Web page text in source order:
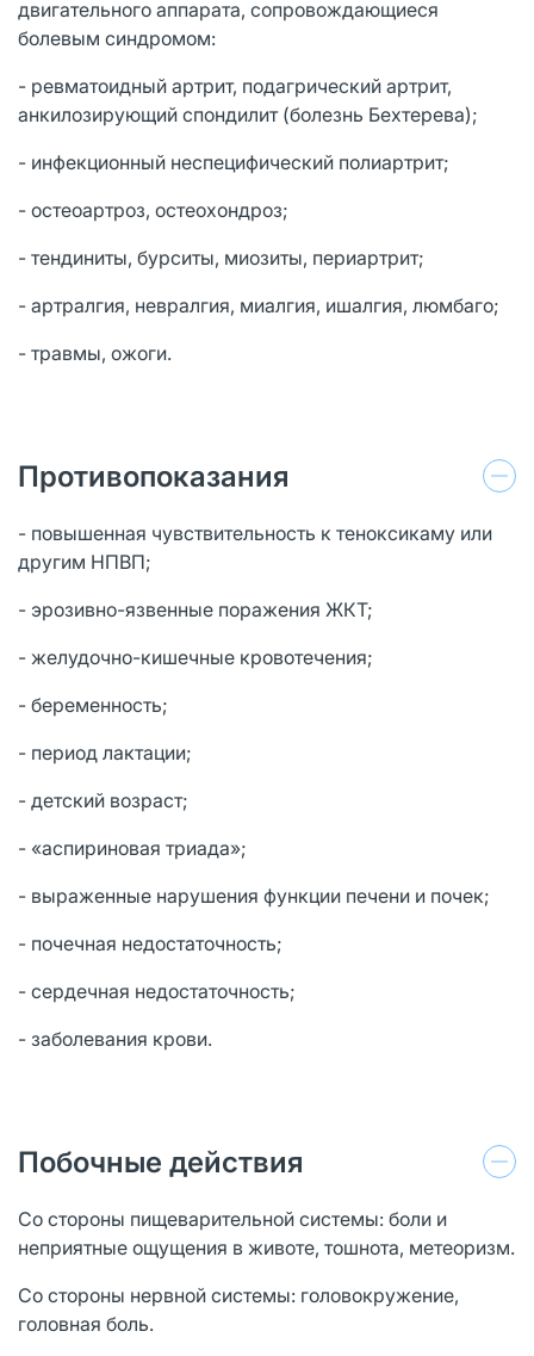
двигательного аппарата, сопровождающиеся
болевым синдромом:
- ревматоидный артрит, подагрический артрит,
анкилозирующий спондилит (болезнь Бехтерева);
- инфекционный неспецифический полиартрит;
- остеоартроз, остеохондроз;
- тендиниты, бурситы, миозиты, периартрит;
- артралгия, невралгия, миалгия, ишалгия, люмбаго;
- травмы, ожоги.
Противопоказания
- повышенная чувствительность к теноксикаму или
другим НПВП;
- эрозивно-язвенные поражения ЖКТ;
- желудочно-кишечные кровотечения;
- беременность;
- период лактации;
- детский возраст;
- «аспириновая триада»;
- выраженные нарушения функции печени и почек;
- почечная недостаточность;
- сердечная недостаточность;
- заболевания крови.
Побочные действия
Со стороны пищеварительной системы: боли и
неприятные ощущения в животе, тошнота, метеоризм.
Со стороны нервной системы: головокружение,
головная боль.